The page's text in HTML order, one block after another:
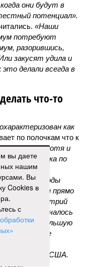
они будут в
потенциал».
«Наши
потребуют
разорившись,
закусят удила и
делали всегда в
что-то
как
по полочкам что к
Саймс, –хотя и
И пока по
выводы
выводы прямо
говорил Дмитрий
То, что началось
в большую
многие
– США.
вы даете
нашим
Вы
Cookies в
с